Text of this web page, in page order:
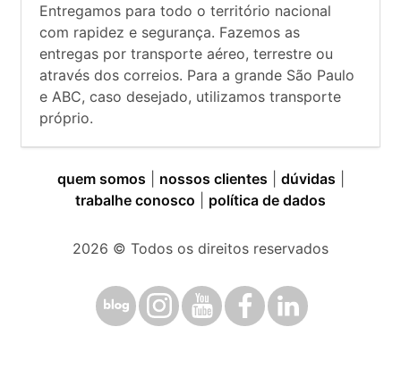
Entregamos para todo o território nacional
com rapidez e segurança. Fazemos as
entregas por transporte aéreo, terrestre ou
através dos correios. Para a grande São Paulo
e ABC, caso desejado, utilizamos transporte
próprio.
quem somos nossos clientes dúvidas
trabalhe conosco
política de dados
2026 © Todos os direitos reservados